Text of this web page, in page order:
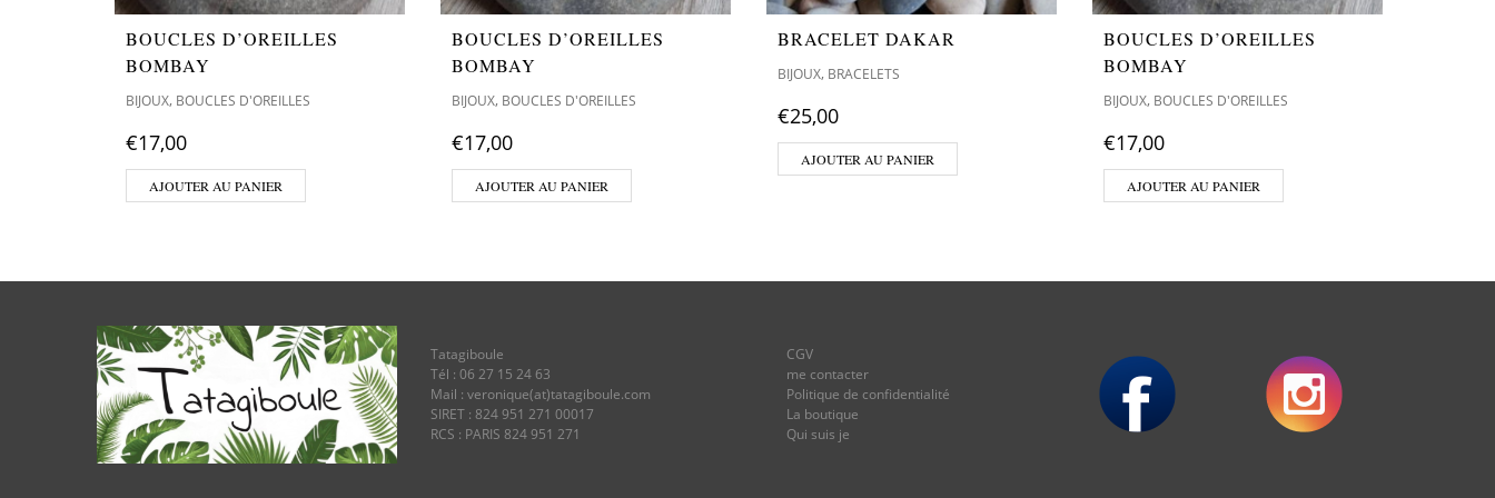
BOUCLES D’OREILLES
BOMBAY
BIJOUX, BOUCLES D'OREILLES
€17,00
AJOUTER AU PANIER
BOUCLES D’OREILLES
BOMBAY
BIJOUX, BOUCLES D'OREILLES
€17,00
AJOUTER AU PANIER
BRACELET DAKAR
BIJOUX, BRACELETS
€25,00
AJOUTER AU PANIER
BOUCLES D’OREILLES
BOMBAY
BIJOUX, BOUCLES D'OREILLES
€17,00
AJOUTER AU PANIER
Tatagiboule
Tél : 06 27 15 24 63
Mail : veronique(at)tatagiboule.com
SIRET : 824 951 271 00017
RCS : PARIS 824 951 271
CGV
me contacter
Politique de confidentialité
La boutique
Qui suis je